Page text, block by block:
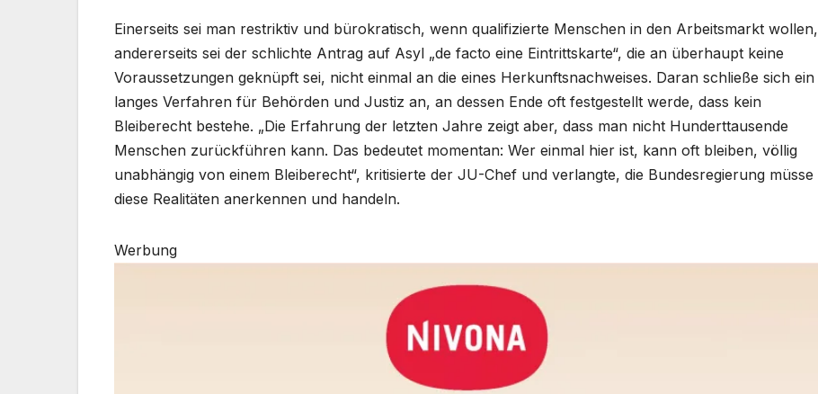
Einerseits sei man restriktiv und bürokratisch, wenn qualifizierte Menschen in den Arbeitsmarkt wollen,
andererseits sei der schlichte Antrag auf Asyl „de facto eine Eintrittskarte“, die an überhaupt keine
Voraussetzungen geknüpft sei, nicht einmal an die eines Herkunftsnachweises. Daran schließe sich ein
langes Verfahren für Behörden und Justiz an, an dessen Ende oft festgestellt werde, dass kein
Bleiberecht bestehe. „Die Erfahrung der letzten Jahre zeigt aber, dass man nicht Hunderttausende
Menschen zurückführen kann. Das bedeutet momentan: Wer einmal hier ist, kann oft bleiben, völlig
unabhängig von einem Bleiberecht“, kritisierte der JU-Chef und verlangte, die Bundesregierung müsse
diese Realitäten anerkennen und handeln.
Werbung